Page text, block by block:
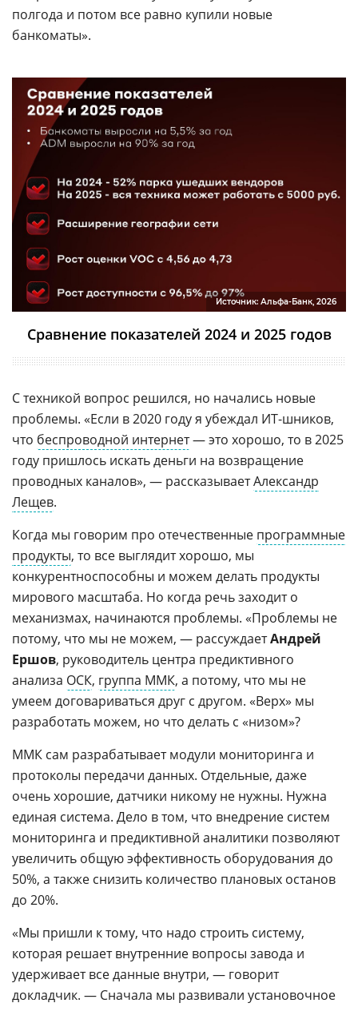
полгода и потом все равно купили новые
банкоматы».
Источник: Альфа-Банк, 2026
Сравнение показателей 2024 и 2025 годов
С техникой вопрос решился, но начались новые
проблемы. «Если в 2020 году я убеждал ИТ-шников,
что беспроводной интернет— это хорошо, то в 2025
году пришлось искать деньги на возвращение
проводных каналов», — рассказываетАлександр
Лещев.
Когда мы говорим про отечественные программные
продукты, то все выглядит хорошо, мы
конкурентноспособны и можем делать продукты
мирового масштаба. Но когда речь заходит о
механизмах, начинаются проблемы. «Проблемы не
потому, что мы не можем, — рассуждаетАндрей
Ершов, руководитель центра предиктивного
анализа ОСК, группа ММК, а потому, что мы не
умеем договариваться друг с другом. «Верх» мы
разработать можем, но что делать с «низом»?
ММК сам разрабатывает модули мониторинга и
протоколы передачи данных. Отдельные, даже
очень хорошие, датчики никому не нужны. Нужна
единая система. Дело в том, что внедрение систем
мониторинга и предиктивной аналитики позволяют
увеличить общую эффективность оборудования до
50%, а также снизить количество плановых останов
до 20%.
«Мы пришли к тому, что надо строить систему,
которая решает внутренние вопросы завода и
удерживает все данные внутри, — говорит
докладчик. — Сначала мы развивали установочное